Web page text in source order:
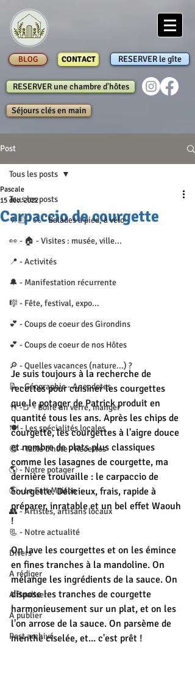
BLOG CONTACT RESERVER le gîte
RESERVER une chambre d'hôtes
Séjours clés en main
Post
Tous les posts
🚶🏻 - 🚴 - Balades à pied, à vélo
👀 - 🏠 - Visites : musée, ville...
📍 - Activités
🔔 - Manifestation récurrente
🎼 - Fête, festival, expo...
💕 - Coups de coeur des Girondins
💕 - Coups de coeur de nos Hôtes
🔎 - Quelles vacances (nature...) ?
📝 - Géographie - Anecdotes
🍴 -🍺 - Boire un verre, manger
🍽 - Les spécialités locales
😋 - Table d'hôte - Recettes
🌎 - Notre potager
🌎 - Le Fait Maison
👥 - Artistes, artisans locaux
📃 - Notre actualité
Divers
A rédiger
A finaliser
A publier
Post archivé
Tous les posts
Carpaccio de courgette
Pascale
15 déc. 2022
Je suis toujours à la recherche de
recettes pour cuisiner les courgettes
que le potager de Patrick produit en
quantité tous les ans. Après les chips de
courgette, les courgettes à l'aigre douce
et nombre de plats plus classiques
comme les lasagnes de courgette, ma
dernière trouvaille : le carpaccio de
courgette. Délicieux, frais, rapide à
préparer, inratable et un bel effet Waouh
!
On lave les courgettes et on les émince
en fines tranches à la mandoline. On
mélange les ingrédients de la sauce. On
dispose les tranches de courgette
harmonieusement sur un plat, et on les
l'on arrose de la sauce. On parsème de
menthe ciselée, et... c'est prêt !